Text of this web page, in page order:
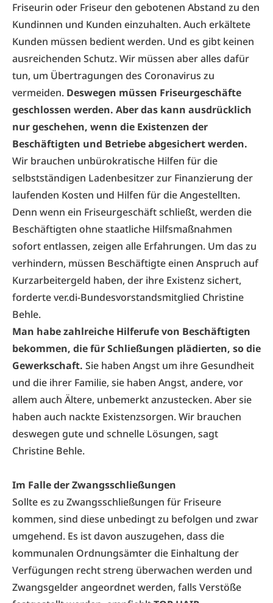
Friseurin oder Friseur den gebotenen Abstand zu den
Kundinnen und Kunden einzuhalten. Auch erkältete
Kunden müssen bedient werden. Und es gibt keinen
ausreichenden Schutz. Wir müssen aber alles dafür
tun, um Übertragungen des Coronavirus zu
vermeiden. Deswegen müssen Friseurgeschäfte
geschlossen werden. Aber das kann ausdrücklich
nur geschehen, wenn die Existenzen der
Beschäftigten und Betriebe abgesichert werden.
Wir brauchen unbürokratische Hilfen für die
selbstständigen Ladenbesitzer zur Finanzierung der
laufenden Kosten und Hilfen für die Angestellten.
Denn wenn ein Friseurgeschäft schließt, werden die
Beschäftigten ohne staatliche Hilfsmaßnahmen
sofort entlassen, zeigen alle Erfahrungen. Um das zu
verhindern, müssen Beschäftigte einen Anspruch auf
Kurzarbeitergeld haben, der ihre Existenz sichert,
forderte ver.di-Bundesvorstandsmitglied Christine
Behle.
Man habe zahlreiche Hilferufe von Beschäftigten
bekommen, die für Schließungen plädierten, so die
Gewerkschaft. Sie haben Angst um ihre Gesundheit
und die ihrer Familie, sie haben Angst, andere, vor
allem auch Ältere, unbemerkt anzustecken. Aber sie
haben auch nackte Existenzsorgen. Wir brauchen
deswegen gute und schnelle Lösungen, sagt
Christine Behle.
Im Falle der Zwangsschließungen
Sollte es zu Zwangsschließungen für Friseure
kommen, sind diese unbedingt zu befolgen und zwar
umgehend. Es ist davon auszugehen, dass die
kommunalen Ordnungsämter die Einhaltung der
Verfügungen recht streng überwachen werden und
Zwangsgelder angeordnet werden, falls Verstöße